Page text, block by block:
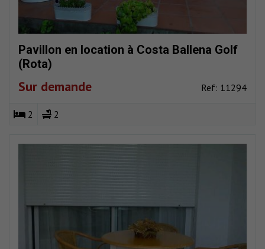
Pavillon en location à Costa Ballena Golf
(Rota)
Sur demande Ref: 11294
2 2